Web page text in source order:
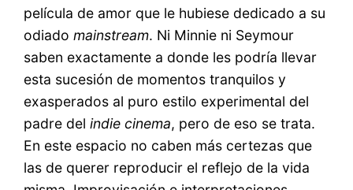
película de amor que le hubiese dedicado a su
odiadomainstream. Ni Minnie ni Seymour
saben exactamente a donde les podría llevar
esta sucesión de momentos tranquilos y
exasperados al puro estilo experimental del
padre delindie cinema, pero de eso se trata.
En este espacio no caben más certezas que
las de querer reproducir el reflejo de la vida